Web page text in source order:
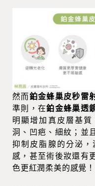
然而鉑金蜂巢皮秒雷
準則，在鉑金蜂巢透
明顯增加真皮層基
洞、凹疤、細紋；並
抑制皮脂腺的分泌
感，甚至術後妝還有
色更紅潤柔美的感覺！